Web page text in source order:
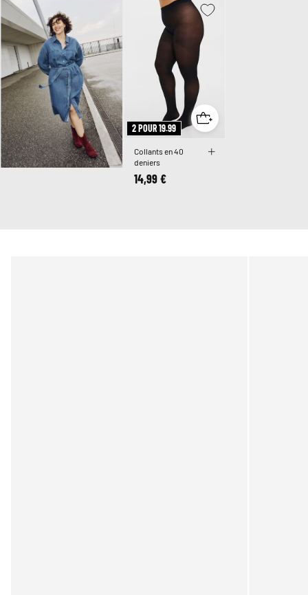
2 POUR 19.99
Collants en 40
deniers
14,99 €